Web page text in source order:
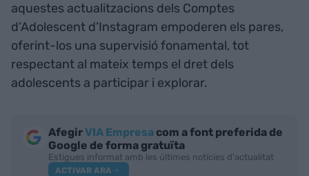
aquestes actualitzacions dels Comptes
d’Adolescent d’Instagram empoderen els pares,
oferint-los una supervisió fonamental, tot
respectant al mateix temps el dret dels
adolescents a participar i explorar.
AfegirVIA Empresa com a font preferida de
Google de forma gratuïta
Estigues informat amb les últimes notícies d'actualitat
ACTIVAR ARA